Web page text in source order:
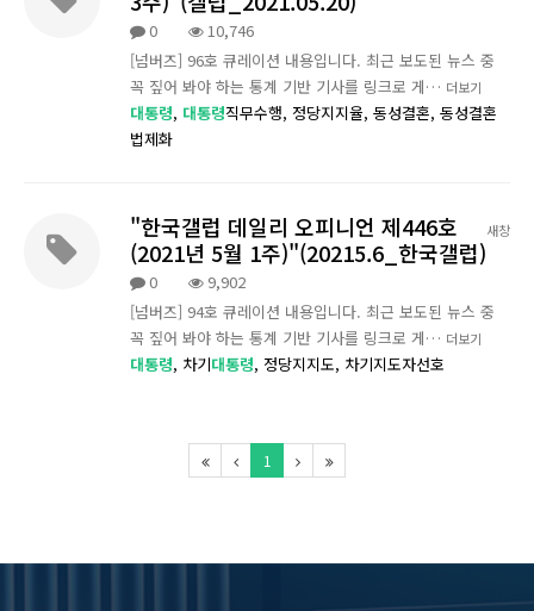
0
10,746
[넘버즈] 96호 큐레이션 내용입니다. 최근 보도된 뉴스 중
꼭 짚어 봐야 하는 통계 기반 기사를 링크로 게… 더보기
대통령, 대통령직무수행, 정당지지율, 동성결혼, 동성결혼
법제화
새창
"한국갤럽 데일리 오피니언 제446호
(2021년 5월 1주)"(20215.6_한국갤럽)
0
9,902
[넘버즈] 94호 큐레이션 내용입니다. 최근 보도된 뉴스 중
꼭 짚어 봐야 하는 통계 기반 기사를 링크로 게… 더보기
대통령, 차기대통령, 정당지지도, 차기지도자선호
1